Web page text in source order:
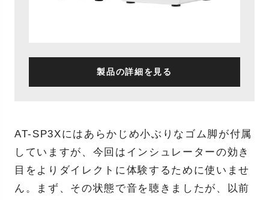
製品の詳細を見る
AT-SP3Xにはあらかじめ小ぶりなゴム脚が付属
していますが、今回はインシュレーターの効き
目をよりダイレクトに体験するために使いませ
ん。まず、その状態で音を聴きましたが、以前